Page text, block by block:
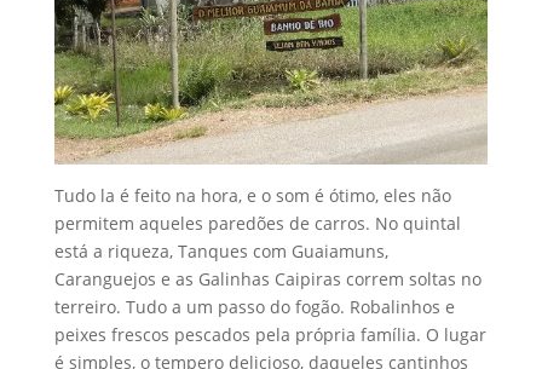
Tudo la é feito na hora, e o som é ótimo, eles não
permitem aqueles paredões de carros. No quintal
está a riqueza, Tanques com Guaiamuns,
Caranguejos e as Galinhas Caipiras correm soltas no
terreiro. Tudo a um passo do fogão. Robalinhos e
peixes frescos pescados pela própria família. O lugar
é simples, o tempero delicioso, daqueles cantinhos